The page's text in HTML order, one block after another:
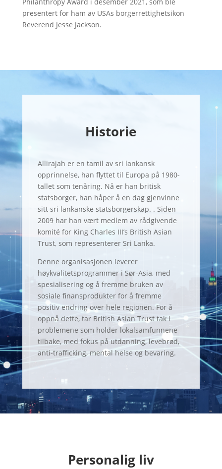
presentert for ham av USAs borgerrettighetsikon
Reverend Jesse Jackson.
Historie
Allirajah er en tamil av sri lankansk
opprinnelse, han flyttet til Europa på 1980-
tallet som tenåring. Nå er han britisk
statsborger, han håper å en dag gjenvinne
sitt sri lankanske statsborgerskap. . Siden
2009 har han vært medlem av rådgivende
komité for King Charles III’s British Asian
Trust, som representerer Sri Lanka.
Denne organisasjonen leverer
høykvalitetsprogrammer i Sør-Asia, med
spesialisering og å fremme bruken av
sosiale finansprodukter for å fremme
positiv endring over hele regionen. For å
oppnå dette, tar British Asian Trust tak i
problemene som holder lokalsamfunnene
tilbake, med fokus på utdanning, levebrød,
anti-trafficking, mental helse og bevaring.
Personalig liv